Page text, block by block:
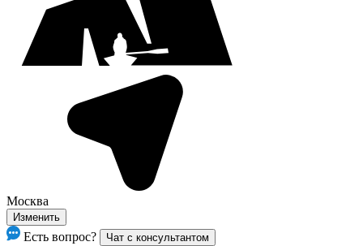
Москва
Изменить
Есть вопрос? Чат с консультантом